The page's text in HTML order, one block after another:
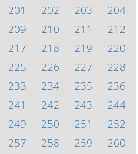
201 202 203
204
209 210 211
212
217 218 219
220
225 226 227
228
233 234 235
236
241 242 243
244
249 250 251
252
257 258 259
260